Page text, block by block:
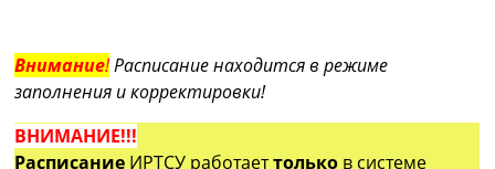
Внимание!Расписание находится в режиме
заполнения и корректировки!
ВНИМАНИЕ!!!
Расписание ИРТСУ работаеттолько в системе